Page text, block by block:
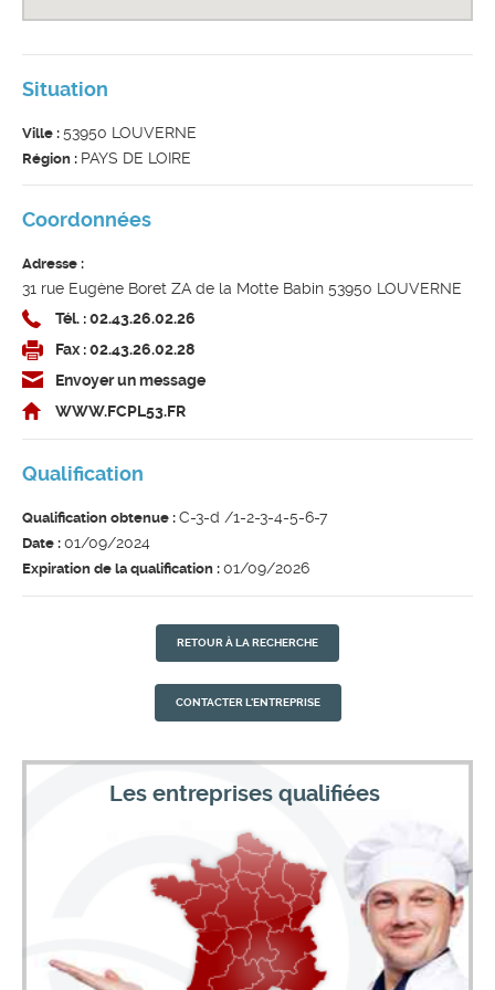
Situation
Ville : 53950 LOUVERNE
Région : PAYS DE LOIRE
Coordonnées
Adresse :
31 rue Eugène Boret ZA de la Motte Babin 53950 LOUVERNE
Tél. : 02.43.26.02.26
Fax : 02.43.26.02.28
Envoyer un message
WWW.FCPL53.FR
Qualification
Qualification obtenue : C-3-d /1-2-3-4-5-6-7
Date : 01/09/2024
Expiration de la qualification : 01/09/2026
RETOUR À LA RECHERCHE
CONTACTER L'ENTREPRISE
Les entreprises qualifiées